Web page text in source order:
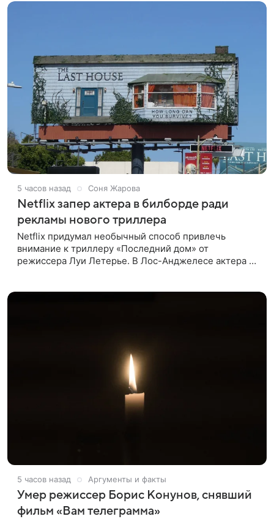
5 часов назад Соня Жарова
Netflix запер актера в билборде ради
рекламы нового триллера
Netflix придумал необычный способ привлечь
внимание к триллеру «Последний дом» от
режиссера Луи Летерье. В Лос-Анджелесе актера на
5 часов назад Аргументы и факты
Умер режиссер Борис Конунов, снявший
фильм «Вам телеграмма»